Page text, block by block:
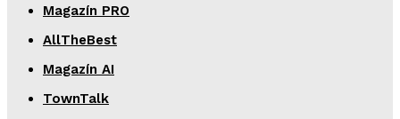
Magazín PRO
AllTheBest
Magazín AI
TownTalk